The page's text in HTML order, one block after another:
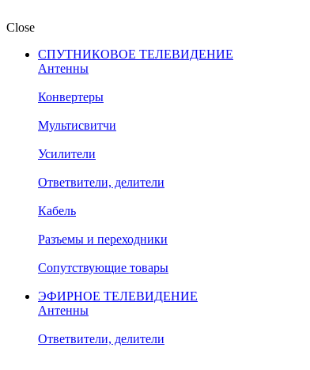
Close
СПУТНИКОВОЕ ТЕЛЕВИДЕНИЕ
Антенны
Конвертеры
Мультисвитчи
Усилители
Ответвители, делители
Кабель
Разъемы и переходники
Сопутствующие товары
ЭФИРНОЕ ТЕЛЕВИДЕНИЕ
Антенны
Ответвители, делители